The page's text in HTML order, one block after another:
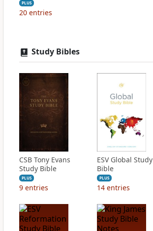
PLUS
20 entries
Study Bibles
CSB Tony Evans
Study Bible
PLUS
9 entries
ESV Global Study
Bible
PLUS
14 entries